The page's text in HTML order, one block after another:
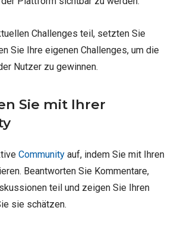
Challenges teil, setzten Sie
Sie Ihre eigenen Challenges, um die
Nutzer zu gewinnen.
Sie mit Ihrer
Community auf, indem Sie mit Ihren
Beantworten Sie Kommentare,
teil und zeigen Sie Ihren
sie schätzen.